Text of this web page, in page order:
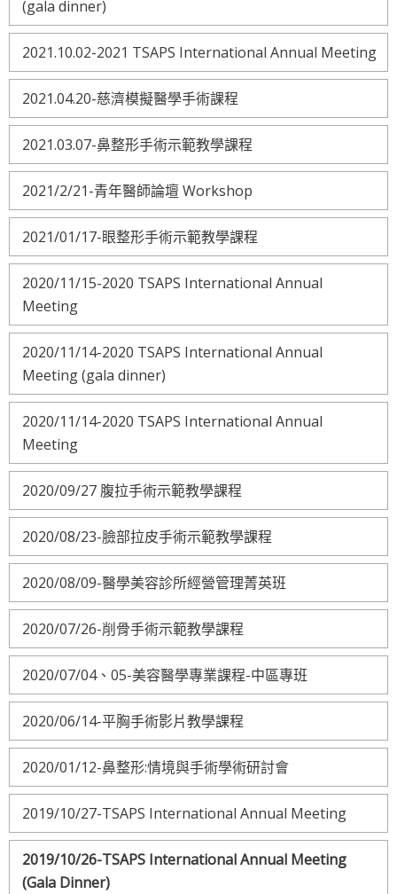
(gala dinner)
2021.10.02-2021 TSAPS International Annual Meeting
2021.04.20-慈濟模擬醫學手術課程
2021.03.07-鼻整形手術示範教學課程
2021/2/21-青年醫師論壇 Workshop
2021/01/17-眼整形手術示範教學課程
2020/11/15-2020 TSAPS International Annual
Meeting
2020/11/14-2020 TSAPS International Annual
Meeting (gala dinner)
2020/11/14-2020 TSAPS International Annual
Meeting
2020/09/27 腹拉手術示範教學課程
2020/08/23-臉部拉皮手術示範教學課程
2020/08/09-醫學美容診所經營管理菁英班
2020/07/26-削骨手術示範教學課程
2020/07/04、05-美容醫學專業課程-中區專班
2020/06/14-平胸手術影片教學課程
2020/01/12-鼻整形:情境與手術學術研討會
2019/10/27-TSAPS International Annual Meeting
2019/10/26-TSAPS International Annual Meeting
(Gala Dinner)